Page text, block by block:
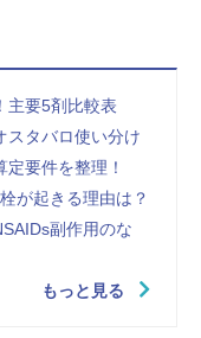
主要5剤比較表
スタバロ使い分け
要件を整理！
が起きる理由は？
副作用のな
もっと見る